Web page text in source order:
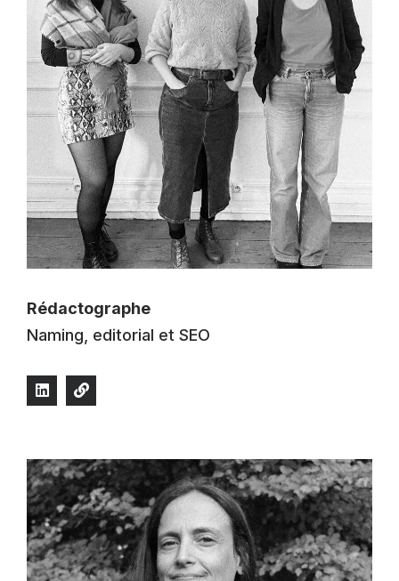
Rédactographe
Naming, editorial et SEO